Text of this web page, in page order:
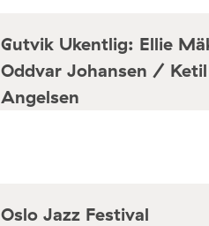
Gutvik Ukentlig: Ellie
Oddvar Johansen /
Angelsen
Oslo Jazz Festival